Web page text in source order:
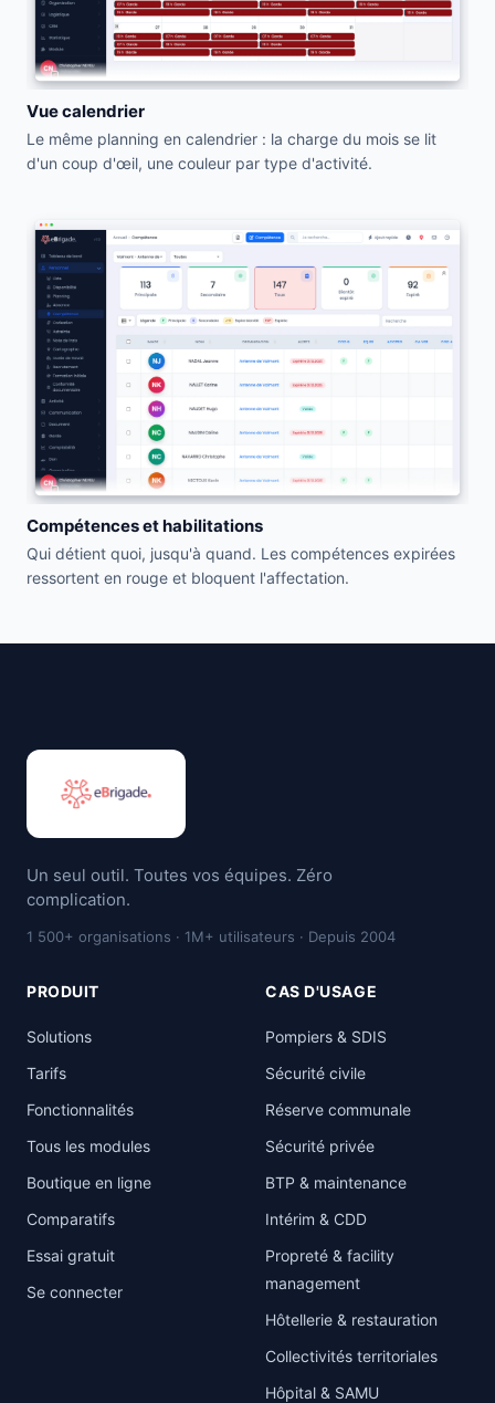
Vue calendrier
Le même planning en calendrier : la charge du mois se lit
d'un coup d'œil, une couleur par type d'activité.
Compétences et habilitations
Qui détient quoi, jusqu'à quand. Les compétences expirées
ressortent en rouge et bloquent l'affectation.
Un seul outil. Toutes vos équipes. Zéro
complication.
1 500+ organisations · 1M+ utilisateurs · Depuis 2004
PRODUIT
Solutions
Tarifs
Fonctionnalités
Tous les modules
Boutique en ligne
Comparatifs
Essai gratuit
Se connecter
CAS D'USAGE
Pompiers & SDIS
Sécurité civile
Réserve communale
Sécurité privée
BTP & maintenance
Intérim & CDD
Propreté & facility
management
Hôtellerie & restauration
Collectivités territoriales
Hôpital & SAMU